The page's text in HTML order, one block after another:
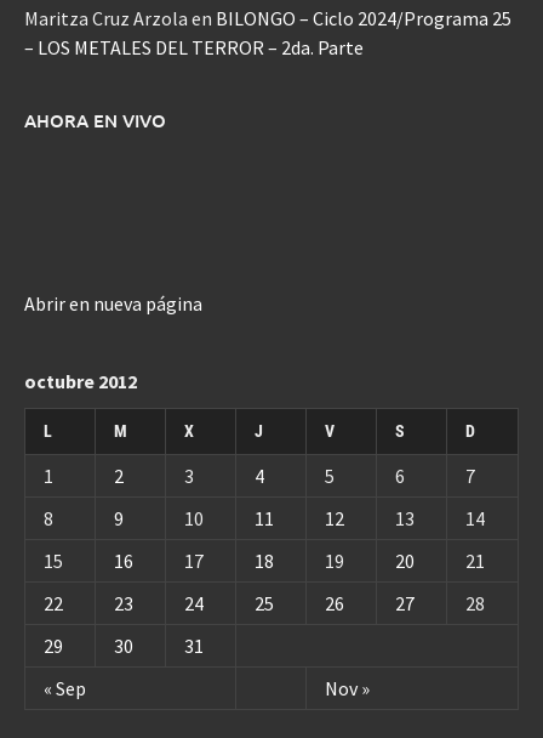
Maritza Cruz Arzola en BILONGO – Ciclo 2024/Programa 25
– LOS METALES DEL TERROR – 2da. Parte
AHORA EN VIVO
Abrir en nueva página
octubre 2012
L M X J V S D
« Sep Nov »
1 2 3 4 5 6
7
8
9 10 11 12 13
14
15
16 17 18 19 20
21
22
23 24 25 26 27
28
29
30 31